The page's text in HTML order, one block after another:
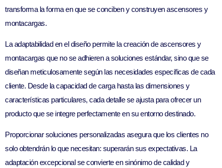
transforma la forma en que se conciben y construyen ascensores y
montacargas.
La adaptabilidad en el diseño permite la creación de ascensores y
montacargas que no se adhieren a soluciones estándar, sino que se
diseñan meticulosamente según las necesidades específicas de cada
cliente. Desde la capacidad de carga hasta las dimensiones y
características particulares, cada detalle se ajusta para ofrecer un
producto que se integre perfectamente en su entorno destinado.
Proporcionar soluciones personalizadas asegura que los clientes no
solo obtendrán lo que necesitan: superarán sus expectativas. La
adaptación excepcional se convierte en sinónimo de calidad y